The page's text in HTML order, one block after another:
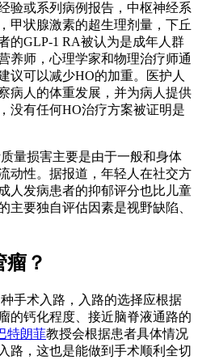
验或系列病例报告，中枢神经系
甲状腺激素的超生理剂量，下丘
的GLP-1 RA被认为是成年人群
养师，心理学家和物理治疗师通
议可以减少HO的加重。医护人
病人的体重发展，并为病人提供
没有任何HO治疗方案被证明是
损害主要是由于一般和身体
动性。据报道，年轻人在社交方
人发病患者的抑郁评分也比儿童
主要独自评估因素是视野缺陷、
？
术入路，入路的选择应根据
的钙化程度、接近脑脊液通路的
特朗菲教授会根据患者具体情况
路，这也是能做到手术顺利全切